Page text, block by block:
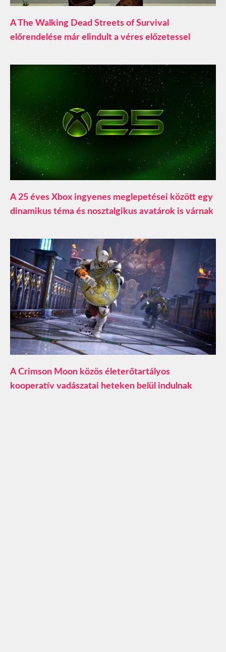
A The Walking Dead Streets of Survival
előrendelése már elindult a véres előzetessel
A 25 éves Xbox ingyenes meglepetései között egy
dinamikus téma és nosztalgikus avatárok is várnak
A Crimson Moon közös életerőtartályos
kooperatív vadászatai heteken belül indulnak